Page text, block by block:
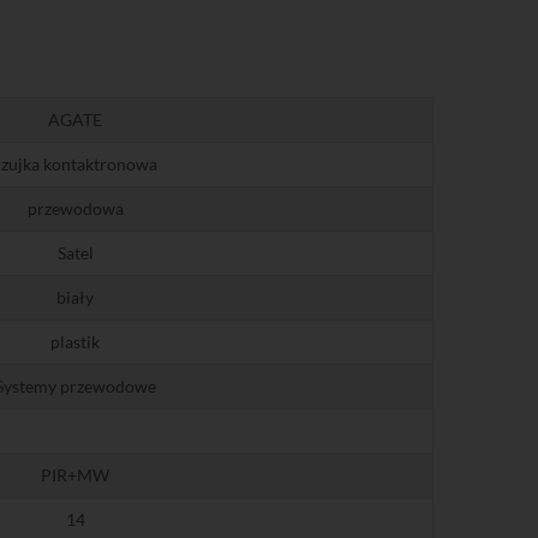
AGATE
kontaktronowa
przewodowa
Satel
biały
plastik
przewodowe
PIR+MW
14